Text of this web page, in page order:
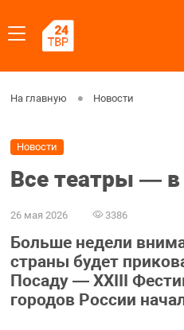
На главную Новости
Новости
Все театры — в
26 мая 2026 3386
Больше недели
страны будет
Посаду — XXIII
городов России